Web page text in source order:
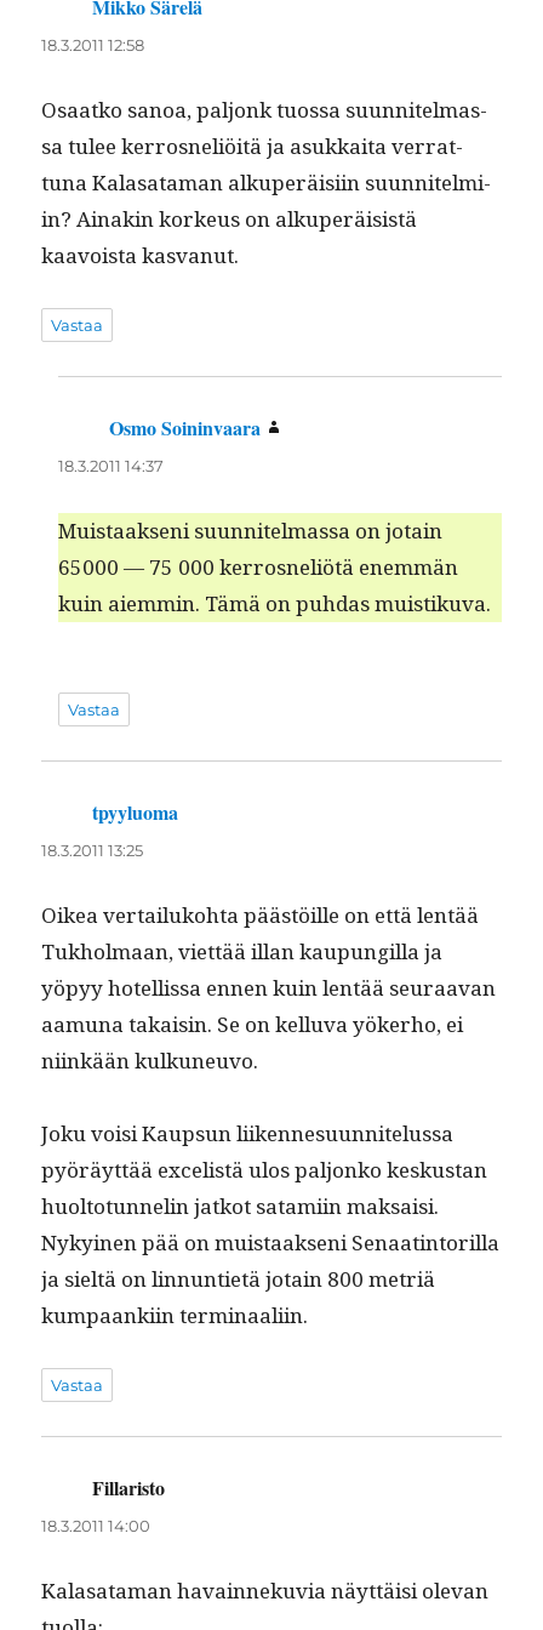
Mikko Särelä
18.3.2011 12:58
Osaatko sanoa, paljonk tuos­sa suun­nitel­mas­
sa tulee ker­rosneliöitä ja asukkai­ta ver­rat­
tuna Kalasa­ta­man alku­peräisi­in suun­nitelmi­
in? Ainakin korkeus on alku­peräi­sistä
kaavoista kasvanut.
Vastaa
Osmo Soininvaara
18.3.2011 14:37
Muis­taak­seni suun­nitel­mas­sa on jotain
65000 — 75 000 ker­rosneliötä enem­män
kuin aiem­min. Tämä on puh­das muistikuva.
Vastaa
tpyyluoma
18.3.2011 13:25
Oikea ver­tailuko­h­ta päästöille on että lentää
Tukhol­maan, viet­tää illan kaupungilla ja
yöpyy hotel­lis­sa ennen kuin lentää seu­raa­van
aamu­na takaisin. Se on kel­lu­va yök­er­ho, ei
niinkään kulkuneuvo.
Joku voisi Kaup­sun liiken­nesu­un­nitelus­sa
pyöräyt­tää excelistä ulos paljonko keskus­tan
huolto­tun­nelin jatkot satami­in mak­saisi.
Nykyi­nen pää on muis­taak­seni Senaat­in­to­ril­la
ja sieltä on lin­nun­ti­etä jotain 800 metriä
kumpaanki­in terminaaliin.
Vastaa
Fillaristo
18.3.2011 14:00
Kalasa­ta­man havain­neku­via näyt­täisi ole­van